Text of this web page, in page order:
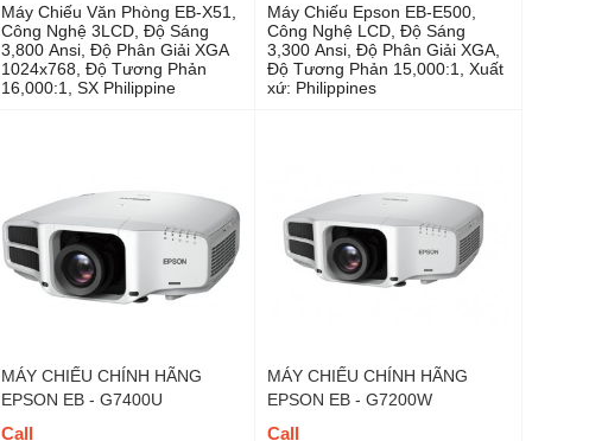
Máy Chiếu Văn Phòng EB-X51,
Công Nghệ 3LCD, Độ Sáng
3,800 Ansi, Độ Phân Giải XGA
1024x768, Độ Tương Phản
16,000:1, SX Philippine
Máy Chiếu Epson EB-E500,
Công Nghệ LCD, Độ Sáng
3,300 Ansi, Độ Phân Giải XGA,
Độ Tương Phản 15,000:1, Xuất
xứ: Philippines
MÁY CHIẾU CHÍNH HÃNG
EPSON EB - G7400U
Call
MÁY CHIẾU CHÍNH HÃNG
EPSON EB - G7200W
Call